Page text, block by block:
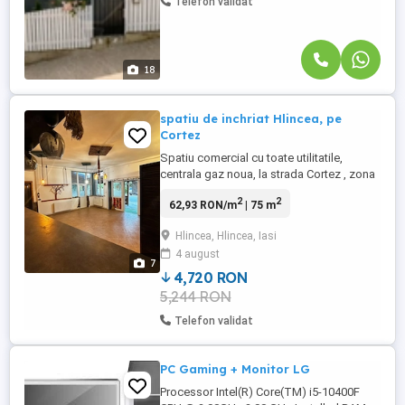
18
7
spatiu de inchriat Hlincea, pe
Cortez
Spatiu comercial cu toate utilitatile,
centrala gaz noua, la strada Cortez , zona
doua bai, amenajat piatra si lemn, a
40m2 acoperita.
62,93 RON/m2| 75 m2
Hlincea, Hlincea, Iasi
4 august
4,720 RON
5,244 RON
Telefon validat
PC Gaming + Monitor LG
Processor Intel(R) Core(TM) i5-10400F